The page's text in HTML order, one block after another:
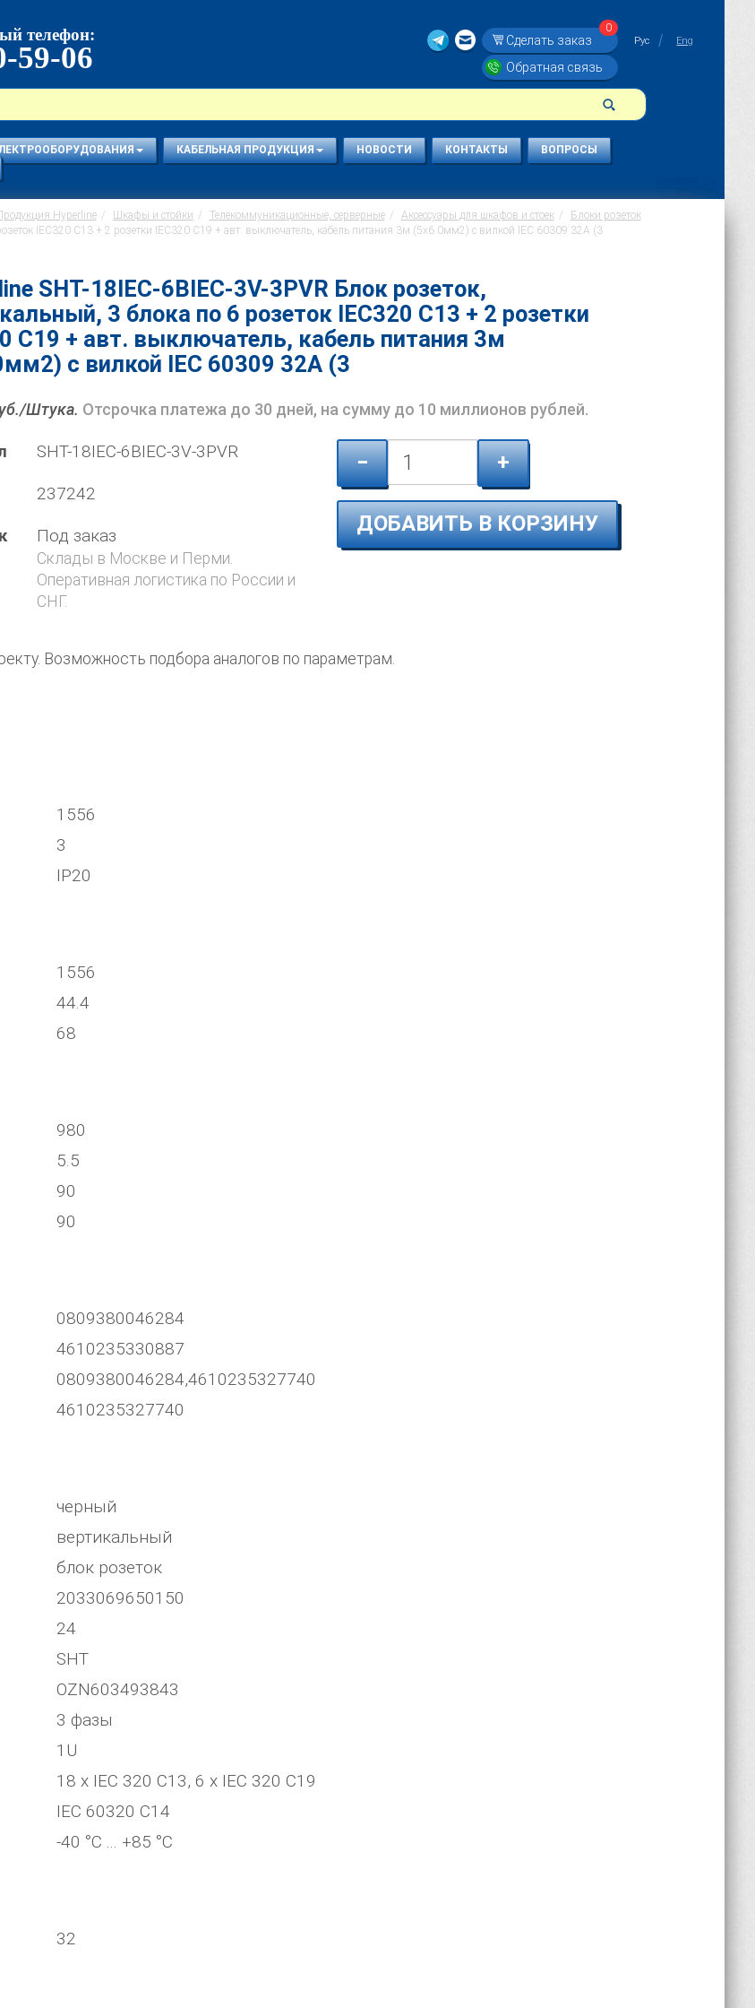
телефон:
59-06 Сделать заказ
0
Обратная связь
Рус Eng
КАБЕЛЬНАЯ ПРОДУКЦИЯ НОВОСТИ КОНТАКТЫ
ВОПРОСЫ
Hyperline Шкафы и стойки Телекоммуникационные, серверные Аксессуары для шкафов и стоек
Блоки розеток
IEC320 С13 + 2 розетки IEC320 С19 + авт. выключатель, кабель питания 3м (5х6.0мм2) с вилкой IEC 60309 32A (3
SHT-18IEC-6BIEC-3V-3PVR Блок розеток,
3 блока по 6 розеток IEC320 С13 + 2 розетки
С19 + авт. выключатель, кабель питания 3м
с вилкой IEC 60309 32A (3
Штука. Отсрочка платежа до 30 дней, на сумму до 10 миллионов рублей.
SHT-18IEC-6BIEC-3V-3PVR
237242
Под заказ
Склады в Москве и Перми.
Оперативная логистика по России и
СНГ.
− +
ДОБАВИТЬ В КОРЗИНУ
Возможность подбора аналогов по параметрам.
1556
3
IP20
1556
44.4
68
980
5.5
90
90
0809380046284
4610235330887
0809380046284,4610235327740
4610235327740
черный
вертикальный
блок розеток
2033069650150
24
SHT
OZN603493843
3 фазы
1U
18 х IEC 320 C13, 6 x IEC 320 C19
IEC 60320 C14
-40 °C ... +85 °C
32